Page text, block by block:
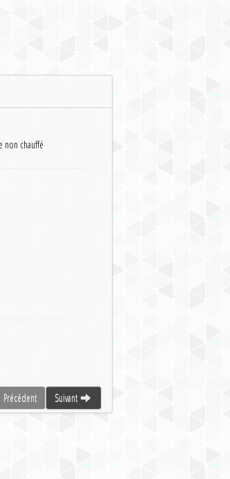
non chauffé
Précédent Suivant